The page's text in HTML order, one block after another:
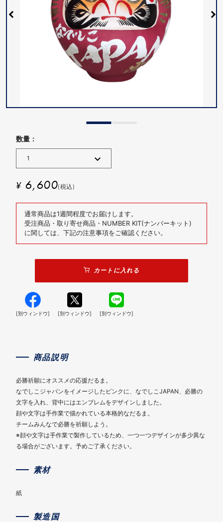
数量 :
¥ 6,600(税込)
通常商品は1週間程度でお届けします。
受注商品・取り寄せ商品・NUMBER KIT(ナンバーキット)
に関しては、下記の注意事項をご確認ください。
カートに入れる
[別ウィンドウ] [別ウィンドウ] [別ウィンドウ]
商品説明
必勝祈願にオススメの応援だるま。
なでしこジャパンをイメージしたピンクに、なでしこJAPAN、必勝の
文字を入れ、背中にはエンブレムをデザインしました。
顔や文字は手作業で描かれている本格的なだるま。
チームみんなで必勝を祈願しよう。
※顔や文字は手作業で製作しているため、一つ一つデザインが多少異な
る場合がございます。予めご了承ください。
素材
紙
製造国